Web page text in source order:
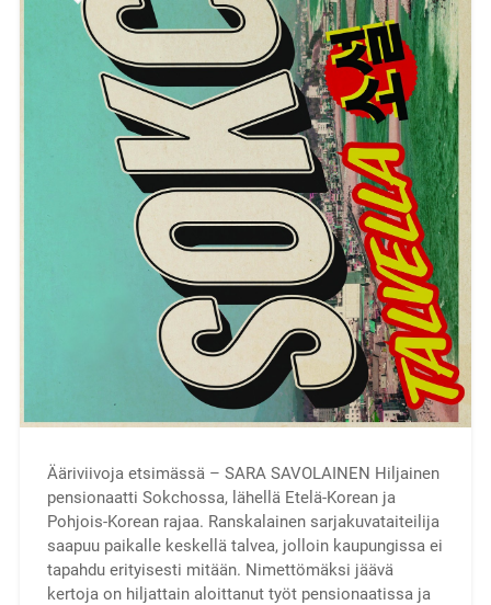
Ääriviivoja etsimässä – SARA SAVOLAINEN Hiljainen
pensionaatti Sokchossa, lähellä Etelä-Korean ja
Pohjois-Korean rajaa. Ranskalainen sarjakuvataiteilija
saapuu paikalle keskellä talvea, jolloin kaupungissa ei
tapahdu erityisesti mitään. Nimettömäksi jäävä
kertoja on hiljattain aloittanut työt pensionaatissa ja